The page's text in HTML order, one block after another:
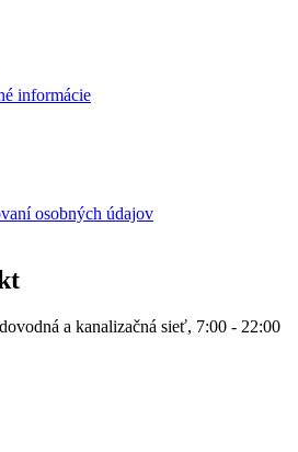
informácie
osobných údajov
a kanalizačná sieť, 7:00 - 22:00